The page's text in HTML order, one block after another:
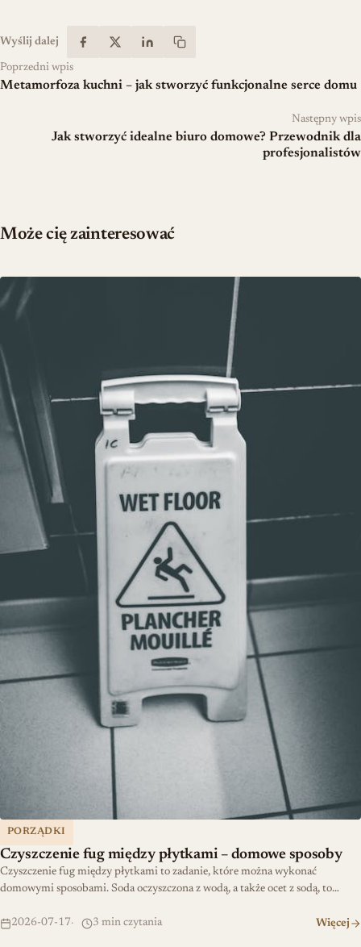
Wyślij dalej
Poprzedni wpis
Metamorfoza kuchni – jak stworzyć funkcjonalne serce domu
Następny wpis
Jak stworzyć idealne biuro domowe? Przewodnik dla
profesjonalistów
Może cię zainteresować
PORZĄDKI
Czyszczenie fug między płytkami – domowe sposoby
Czyszczenie fug między płytkami to zadanie, które można wykonać
domowymi sposobami. Soda oczyszczona z wodą, a także ocet z sodą, to…
2026-07-17 3 min czytania Więcej
Czyszczenie fug między płytkami – domowe sposoby